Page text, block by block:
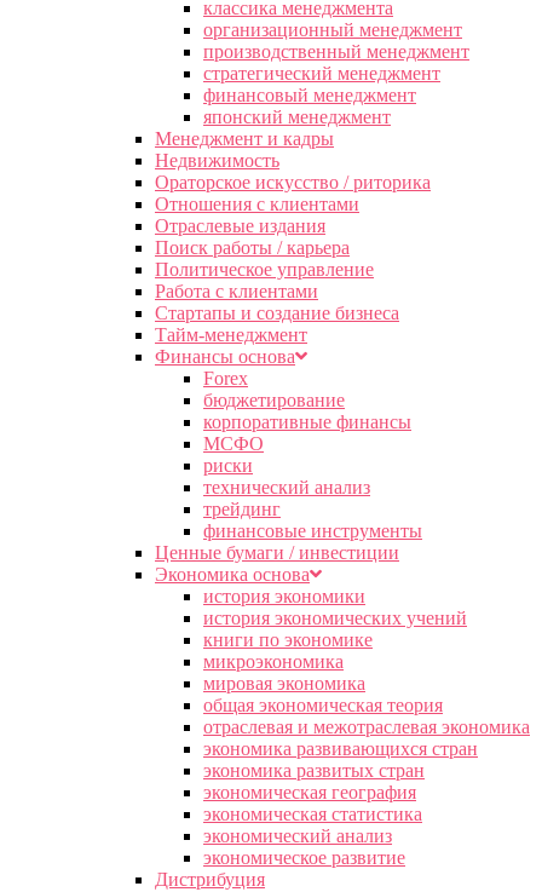
классика менеджмента
организационный менеджмент
производственный менеджмент
стратегический менеджмент
финансовый менеджмент
японский менеджмент
Менеджмент и кадры
Недвижимость
Ораторское искусство / риторика
Отношения с клиентами
Отраслевые издания
Поиск работы / карьера
Политическое управление
Работа с клиентами
Стартапы и создание бизнеса
Тайм-менеджмент
Финансы основа
Forex
бюджетирование
корпоративные финансы
МСФО
риски
технический анализ
трейдинг
финансовые инструменты
Ценные бумаги / инвестиции
Экономика основа
история экономики
история экономических учений
книги по экономике
микроэкономика
мировая экономика
общая экономическая теория
отраслевая и межотраслевая экономика
экономика развивающихся стран
экономика развитых стран
экономическая география
экономическая статистика
экономический анализ
экономическое развитие
Дистрибуция